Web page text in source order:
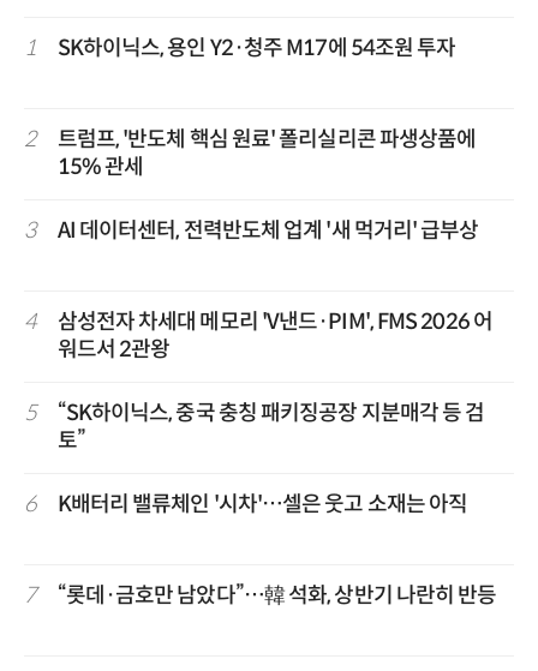
1 SK하이닉스, 용인 Y2·청주 M17에 54조원 투자
2
트럼프, '반도체 핵심 원료' 폴리실리콘 파생상품에
15% 관세
3 AI 데이터센터, 전력반도체 업계 '새 먹거리' 급부상
4
삼성전자 차세대 메모리 'V낸드·PIM', FMS 2026 어
워드서 2관왕
5
“SK하이닉스, 중국 충칭 패키징공장 지분매각 등 검
토”
6 K배터리 밸류체인 '시차'…셀은 웃고 소재는 아직
7 “롯데·금호만 남았다”…韓 석화, 상반기 나란히 반등